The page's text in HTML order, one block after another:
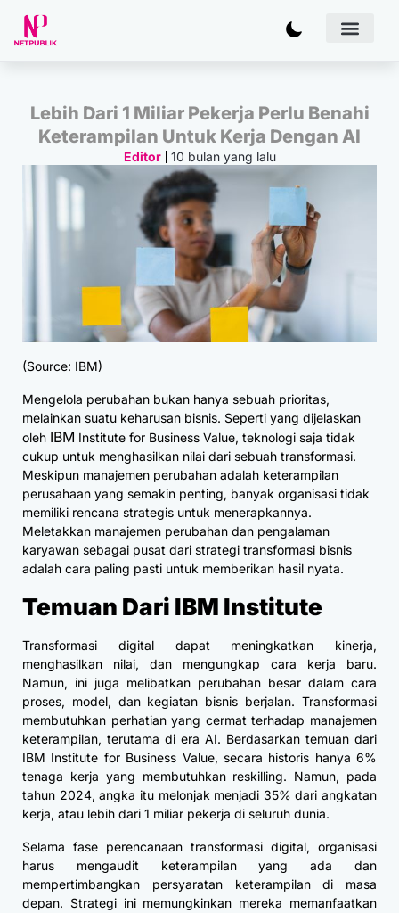
Lebih Dari 1 Miliar Pekerja Perlu Benahi
Keterampilan Untuk Kerja Dengan AI
Editor 10 bulan yang lalu
(Source: IBM)
Mengelola perubahan bukan hanya sebuah prioritas,
melainkan suatu keharusan bisnis. Seperti yang dijelaskan
oleh IBM Institute for Business Value, teknologi saja tidak
cukup untuk menghasilkan nilai dari sebuah transformasi.
Meskipun manajemen perubahan adalah keterampilan
perusahaan yang semakin penting, banyak organisasi tidak
memiliki rencana strategis untuk menerapkannya.
Meletakkan manajemen perubahan dan pengalaman
karyawan sebagai pusat dari strategi transformasi bisnis
adalah cara paling pasti untuk memberikan hasil nyata.
Temuan Dari IBM Institute
Transformasi digital dapat meningkatkan kinerja,
menghasilkan nilai, dan mengungkap cara kerja baru.
Namun, ini juga melibatkan perubahan besar dalam cara
proses, model, dan kegiatan bisnis berjalan. Transformasi
membutuhkan perhatian yang cermat terhadap manajemen
keterampilan, terutama di era AI. Berdasarkan temuan dari
IBM Institute for Business Value, secara historis hanya 6%
tenaga kerja yang membutuhkan reskilling. Namun, pada
tahun 2024, angka itu melonjak menjadi 35% dari angkatan
kerja, atau lebih dari 1 miliar pekerja di seluruh dunia.
Selama fase perencanaan transformasi digital, organisasi
harus mengaudit keterampilan yang ada dan
mempertimbangkan persyaratan keterampilan di masa
depan. Strategi ini memungkinkan mereka memanfaatkan